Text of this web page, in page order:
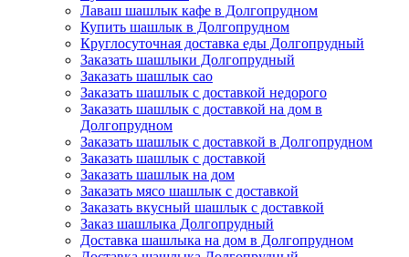
Лаваш шашлык кафе в Долгопрудном
Купить шашлык в Долгопрудном
Круглосуточная доставка еды Долгопрудный
Заказать шашлыки Долгопрудный
Заказать шашлык сао
Заказать шашлык с доставкой недорого
Заказать шашлык с доставкой на дом в
Долгопрудном
Заказать шашлык с доставкой в Долгопрудном
Заказать шашлык с доставкой
Заказать шашлык на дом
Заказать мясо шашлык с доставкой
Заказать вкусный шашлык с доставкой
Заказ шашлыка Долгопрудный
Доставка шашлыка на дом в Долгопрудном